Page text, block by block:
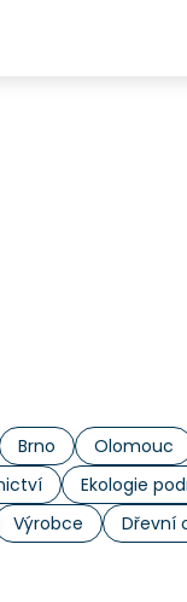
Brno Olomouc
Ekologie
Výrobce Dřevní